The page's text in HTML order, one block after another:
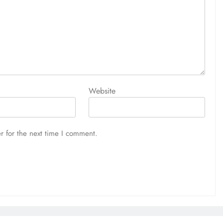
Website
for the next time I comment.